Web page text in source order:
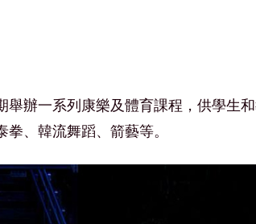
辦一系列康樂及體育課程，供學生和
、韓流舞蹈、箭藝等。